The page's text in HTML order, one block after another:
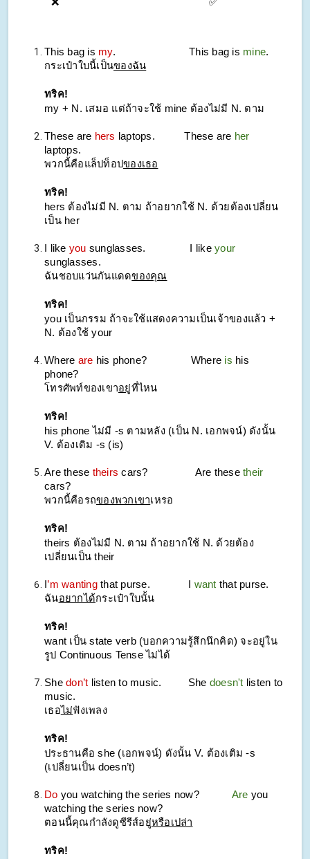
This bag is my. This bag is mine.
กระเป๋าใบนี้เป็นของฉัน
ทริค!
my + N. เสมอ แต่ถ้าจะใช้ mine ต้องไม่มี N. ตาม
These are hers laptops. These are her
laptops.
พวกนี้คือแล็ปท็อป ของเธอ
ทริค!
hers ต้องไม่มี N. ตาม ถ้าอยากใช้ N. ด้วยต้องเปลี่ยน
เป็น her
I like you sunglasses. I like your
sunglasses.
ฉันชอบแว่นกันแดดของคุณ
ทริค!
you เป็นกรรม ถ้าจะใช้แสดงความเป็นเจ้าของแล้ว +
N. ต้องใช้ your
Where are his phone? Where is his
phone?
โทรศัพท์ของเขาอยู่ที่ไหน
ทริค!
his phone ไม่มี -s ตามหลัง (เป็น N. เอกพจน์) ดังนั้น
V. ต้องเติม -s (is)
Are these theirscars? Are these their
cars?
พวกนี้คือรถของพวกเขาเหรอ
ทริค!
theirs ต้องไม่มี N. ตาม ถ้าอยากใช้ N. ด้วยต้อง
เปลี่ยนเป็น their
’m wantingthat purse. want that purse.
ฉันอยากได้กระเป๋าใบนั้น
ทริค!
want เป็น state verb (บอกความรู้สึกนึกคิด) จะอยู่ใน
รูป Continuous Tense ไม่ได้
She don’t listen to music. She doesn't listen to
music.
เธอไม่ฟังเพลง
ทริค!
ประธานคือ she (เอกพจน์) ดังนั้น V. ต้องเติม -s
(เปลี่ยนเป็น doesn’t)
Do you watching the series now? Are you
watching the series now?
ตอนนี้คุณกำลังดูซีรีส์อยู่หรือเปล่า
ทริค!